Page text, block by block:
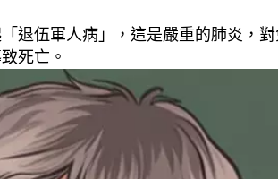
退伍軍人病」，這是嚴重的肺炎，
死亡。